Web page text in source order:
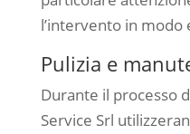
l’intervento in modo
Pulizia e
Durante il processo
Service Srl